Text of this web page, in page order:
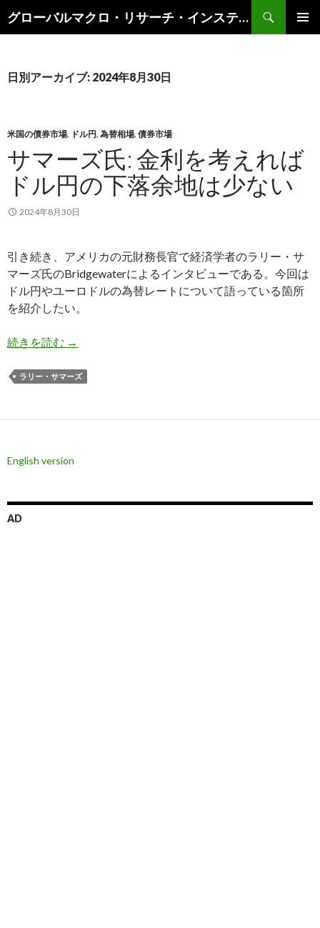
グローバルマクロ・リサーチ・インスティテュート
索
ン
キ
ッ
プ
日別アーカイブ: 2024年8月30日
米国の債券市場, ドル円, 為替相場, 債券市場
サマーズ氏: 金利を考えれば
ドル円の下落余地は少ない
2024年8月30日
引き続き、アメリカの元財務長官で経済学者のラリー・サ
マーズ氏のBridgewaterによるインタビューである。今回は
ドル円やユーロドルの為替レートについて語っている箇所
を紹介したい。
続きを読む サマーズ氏: 金利を考えればドル円の下落余地は
→
ラリー・サマーズ
English version
AD